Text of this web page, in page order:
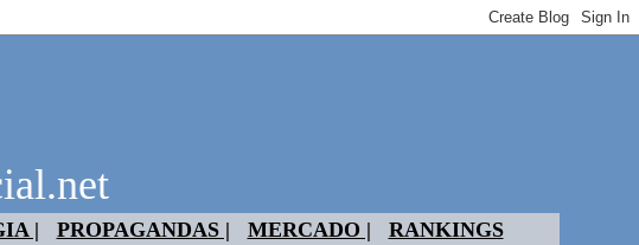
| PROPAGANDAS | MERCADO | RANKINGS